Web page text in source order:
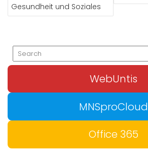
Gesundheit und Soziales
WebUntis
MNSproCloud
Office 365